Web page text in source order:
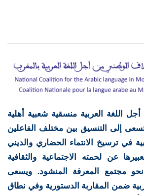
اللغة العربية منسقية شعبية أهلية
إلى التنسيق بين مختلف الفاعلين
في ترسيخ الانتماء الحضاري والديني
عن لحمته الاجتماعية والثقافية
مجتمع المعرفة المنشود. ويسعى
ضمن المقاربة الدستورية وفي نطاق